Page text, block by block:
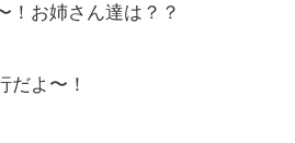
！お姉さん達は？？
だよ〜！